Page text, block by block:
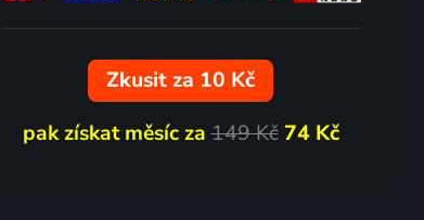
Zkusit za 10 Kč
pak získat měsíc za149 Kč 74 Kč